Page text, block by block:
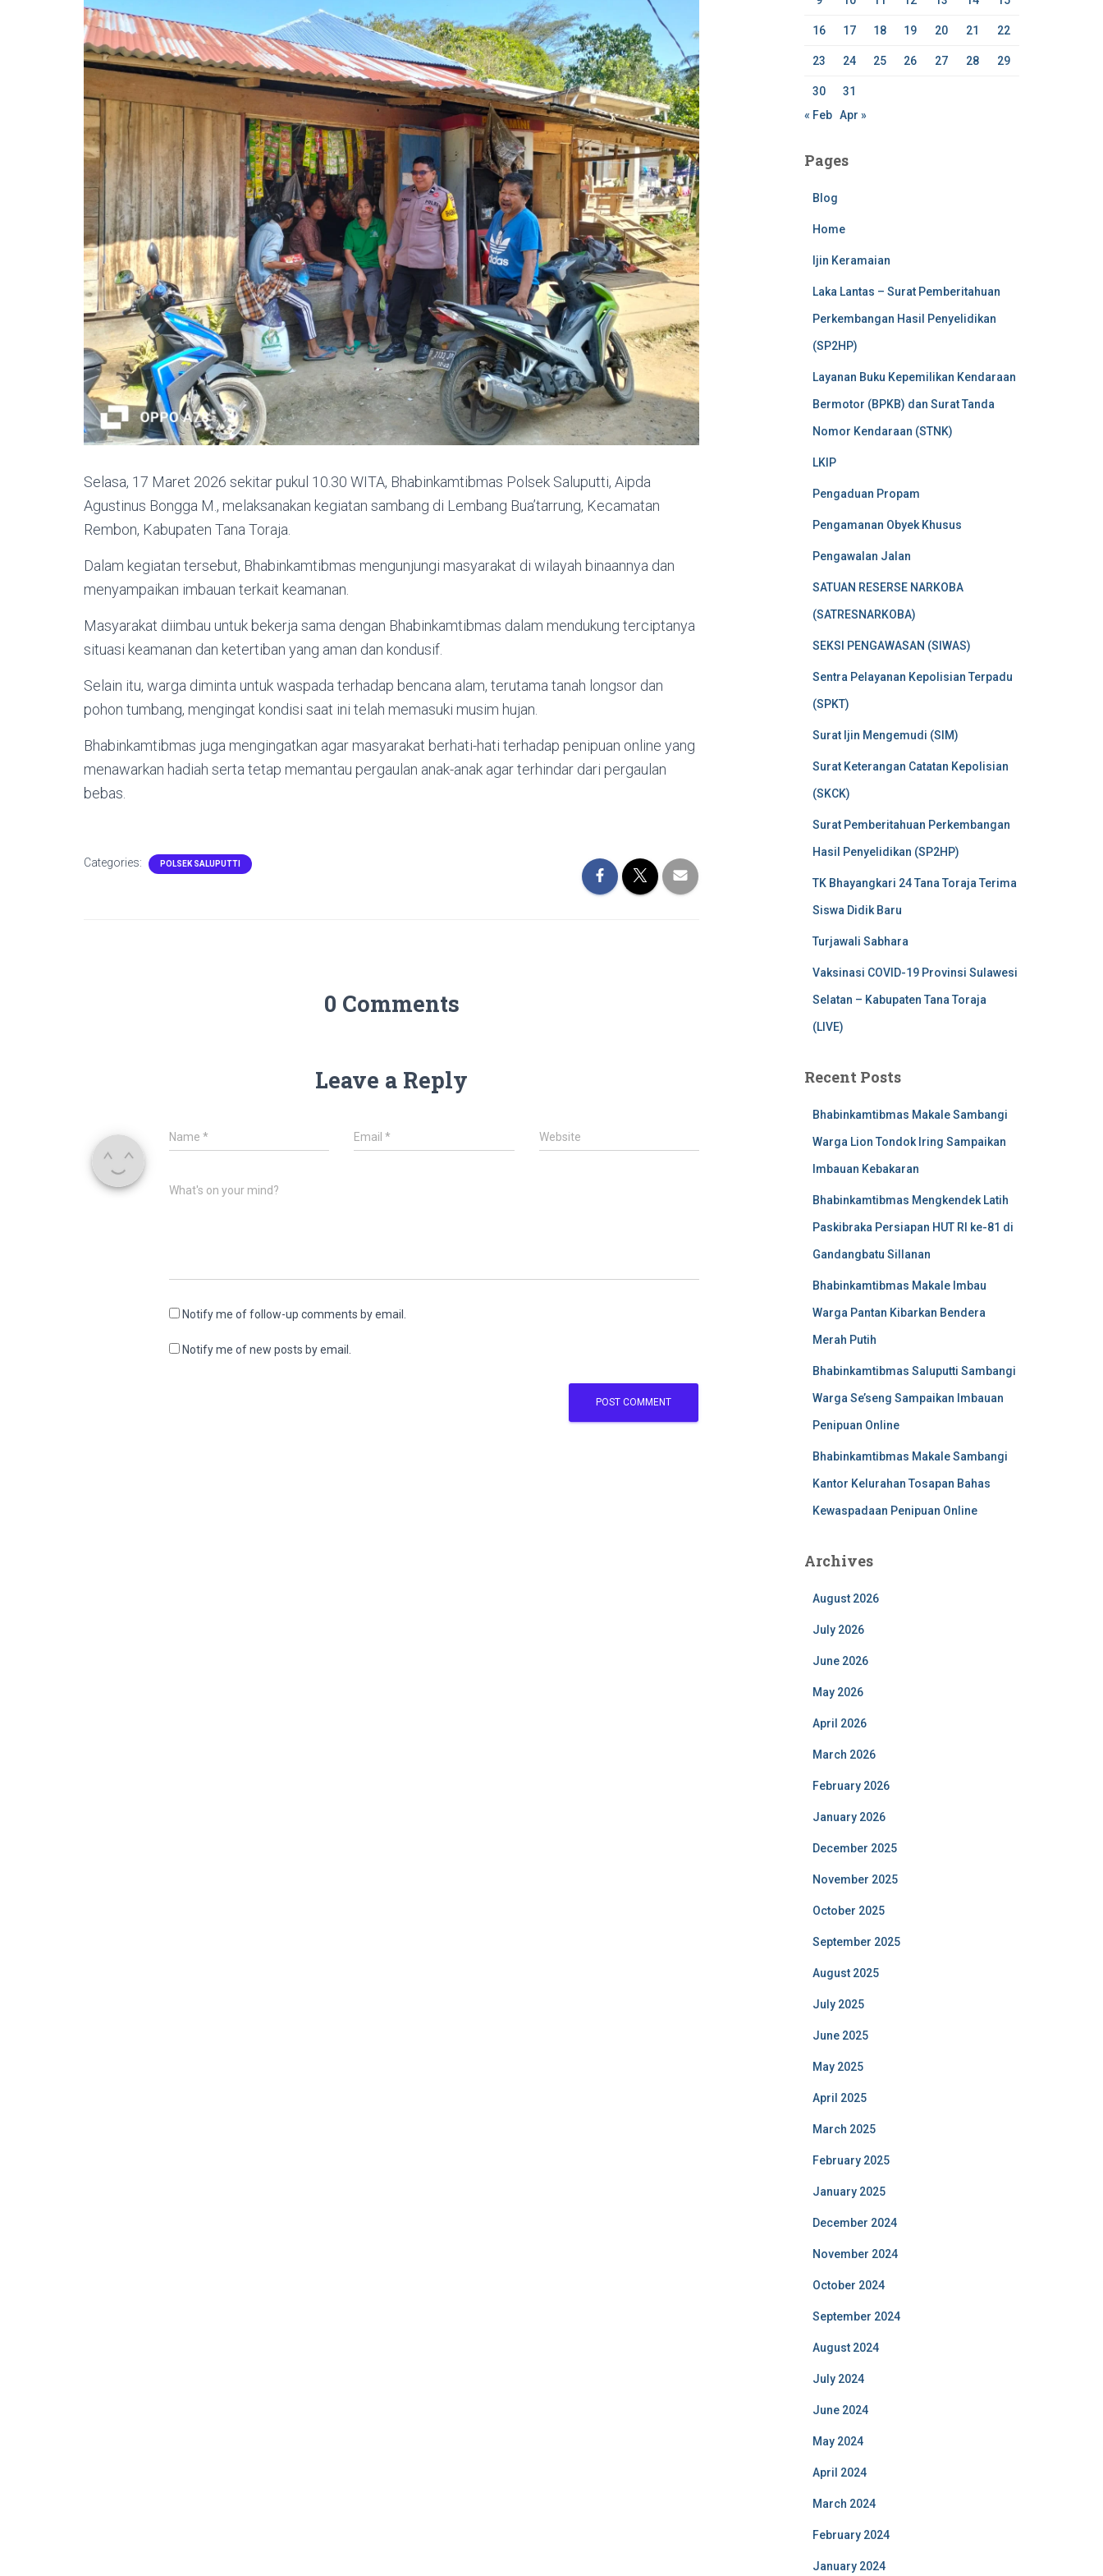
Selasa, 17 Maret 2026 sekitar pukul 10.30 WITA, Bhabinkamtibmas Polsek Saluputti, Aipda
Agustinus Bongga M., melaksanakan kegiatan sambang di Lembang Bua’tarrung, Kecamatan
Rembon, Kabupaten Tana Toraja.
Dalam kegiatan tersebut, Bhabinkamtibmas mengunjungi masyarakat di wilayah binaannya dan
menyampaikan imbauan terkait keamanan.
Masyarakat diimbau untuk bekerja sama dengan Bhabinkamtibmas dalam mendukung terciptanya
situasi keamanan dan ketertiban yang aman dan kondusif.
Selain itu, warga diminta untuk waspada terhadap bencana alam, terutama tanah longsor dan
pohon tumbang, mengingat kondisi saat ini telah memasuki musim hujan.
Bhabinkamtibmas juga mengingatkan agar masyarakat berhati-hati terhadap penipuan online yang
menawarkan hadiah serta tetap memantau pergaulan anak-anak agar terhindar dari pergaulan
bebas.
Categories: POLSEK SALUPUTTI
0 Comments
Leave a Reply
Name * Email* Website
What's on your mind?
Notify me of follow-up comments by email.
Notify me of new posts by email.
16 17 18 19 20 21 22
23 24 25 26 27 28 29
30
31
« Feb Apr »
Pages
Blog
Home
Ijin Keramaian
Laka Lantas – Surat Pemberitahuan
Perkembangan Hasil Penyelidikan
(SP2HP)
Layanan Buku Kepemilikan Kendaraan
Bermotor (BPKB) dan Surat Tanda
Nomor Kendaraan (STNK)
LKIP
Pengaduan Propam
Pengamanan Obyek Khusus
Pengawalan Jalan
SATUAN RESERSE NARKOBA
(SATRESNARKOBA)
SEKSI PENGAWASAN (SIWAS)
Sentra Pelayanan Kepolisian Terpadu
(SPKT)
Surat Ijin Mengemudi (SIM)
Surat Keterangan Catatan Kepolisian
(SKCK)
Surat Pemberitahuan Perkembangan
Hasil Penyelidikan (SP2HP)
TK Bhayangkari 24 Tana Toraja Terima
Siswa Didik Baru
Turjawali Sabhara
Vaksinasi COVID-19 Provinsi Sulawesi
Selatan – Kabupaten Tana Toraja
(LIVE)
Recent Posts
Bhabinkamtibmas Makale Sambangi
Warga Lion Tondok Iring Sampaikan
Imbauan Kebakaran
Bhabinkamtibmas Mengkendek Latih
Paskibraka Persiapan HUT RI ke-81 di
Gandangbatu Sillanan
Bhabinkamtibmas Makale Imbau
Warga Pantan Kibarkan Bendera
Merah Putih
Bhabinkamtibmas Saluputti Sambangi
Warga Se’seng Sampaikan Imbauan
Penipuan Online
Bhabinkamtibmas Makale Sambangi
Kantor Kelurahan Tosapan Bahas
Kewaspadaan Penipuan Online
Archives
August 2026
July 2026
June 2026
May 2026
April 2026
March 2026
February 2026
January 2026
December 2025
November 2025
October 2025
September 2025
August 2025
July 2025
June 2025
May 2025
April 2025
March 2025
February 2025
January 2025
December 2024
November 2024
October 2024
September 2024
August 2024
July 2024
June 2024
May 2024
April 2024
March 2024
February 2024
January 2024